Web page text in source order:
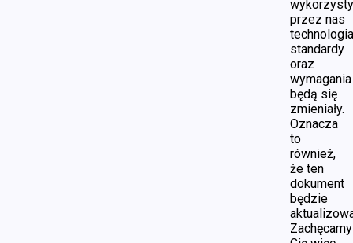
przez nas
standardy
oraz
wymagania
będą się
zmieniały.
Oznacza
to
również,
że ten
dokument
będzie
Zachęcamy